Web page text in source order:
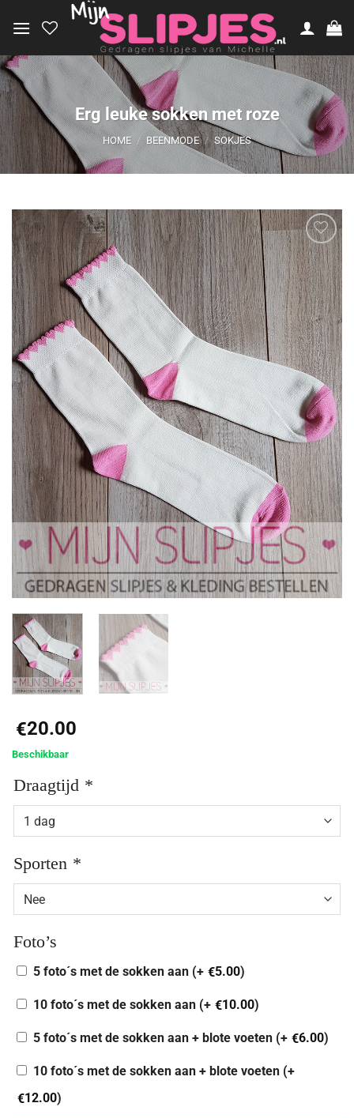
naar
Erg leuke sokken met roze
HOME / BEENMODE / SOKJES
Aan
verlanglijst
toevoegen
€20.00
Beschikbaar
Draagtijd *
Sporten *
Foto’s
5 foto´s met de sokken aan (+ €5.00)
10 foto´s met de sokken aan (+ €10.00)
5 foto´s met de sokken aan + blote voeten (+ €6.00)
10 foto´s met de sokken aan + blote voeten (+
€12.00)